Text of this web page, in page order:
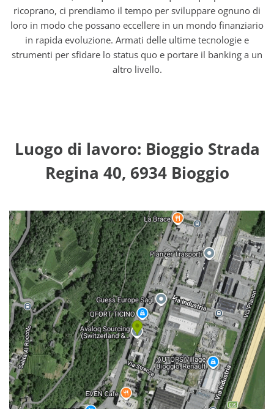
ricoprano, ci prendiamo il tempo per sviluppare ognuno di
loro in modo che possano eccellere in un mondo finanziario
in rapida evoluzione. Armati delle ultime tecnologie e
strumenti per sfidare lo status quo e portare il banking a un
altro livello.
Luogo di lavoro: Bioggio Strada
Regina 40, 6934 Bioggio